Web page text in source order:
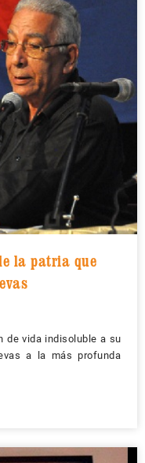
la patria que
de vida indisoluble a su
a la más profunda